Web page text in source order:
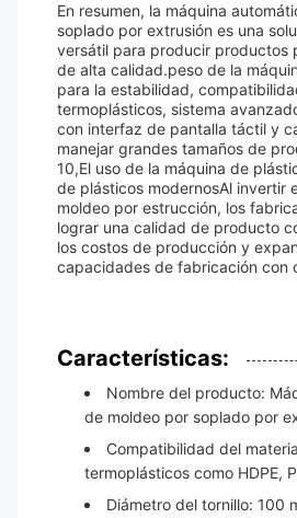
En resumen, la máquina
soplado por extrusión es una
versátil para producir productos
de alta calidad.peso de la
para la estabilidad,
termoplásticos, sistema
con interfaz de pantalla táctil y
manejar grandes tamaños de
10,El uso de la máquina de
de plásticos modernosAl invertir
moldeo por estrucción, los
lograr una calidad de producto
los costos de producción y
capacidades de fabricación con
Características:
Nombre del producto:
de moldeo por soplado por
Compatibilidad del
termoplásticos como HDPE,
Diámetro del tornillo: 100